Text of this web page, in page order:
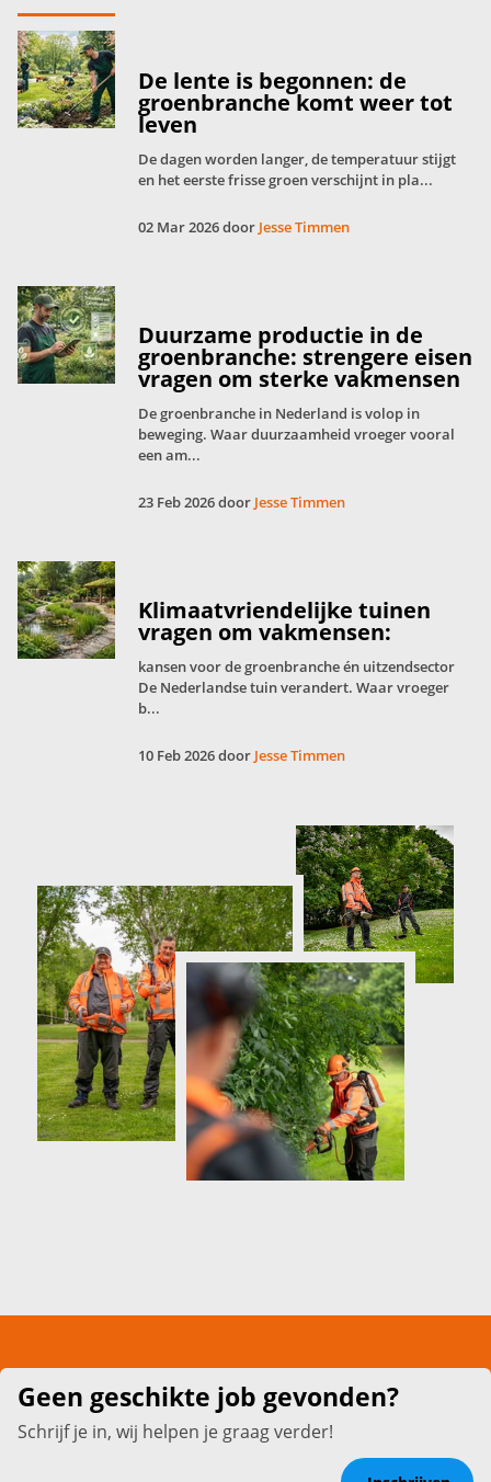
De lente is begonnen: de
groenbranche komt weer tot
leven
De dagen worden langer, de temperatuur stijgt
en het eerste frisse groen verschijnt in pla...
02 Mar 2026 door Jesse Timmen
Duurzame productie in de
groenbranche: strengere eisen
vragen om sterke vakmensen
De groenbranche in Nederland is volop in
beweging. Waar duurzaamheid vroeger vooral
een am...
23 Feb 2026 door Jesse Timmen
Klimaatvriendelijke tuinen
vragen om vakmensen:
kansen voor de groenbranche én uitzendsector
De Nederlandse tuin verandert. Waar vroeger
b...
10 Feb 2026 door Jesse Timmen
Geen geschikte job gevonden?
Schrijf je in, wij helpen je graag verder!